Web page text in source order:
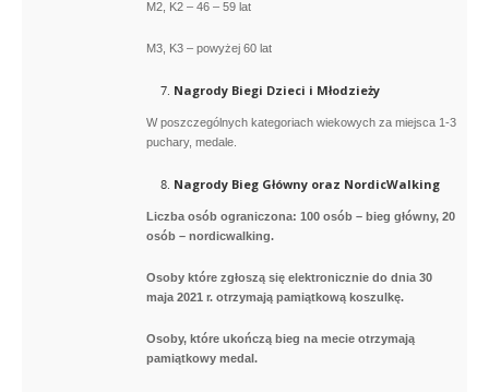
M2, K2 – 46 – 59 lat
M3, K3 – powyżej 60 lat
Nagrody Biegi Dzieci i Młodzieży
W poszczególnych kategoriach wiekowych za miejsca 1-3
puchary, medale.
Nagrody Bieg Główny oraz NordicWalking
Liczba osób ograniczona: 100 osób – bieg główny, 20
osób – nordicwalking.
Osoby które zgłoszą się elektronicznie do dnia 30
maja 2021 r. otrzymają pamiątkową koszulkę.
Osoby, które ukończą bieg na mecie otrzymają
pamiątkowy medal.